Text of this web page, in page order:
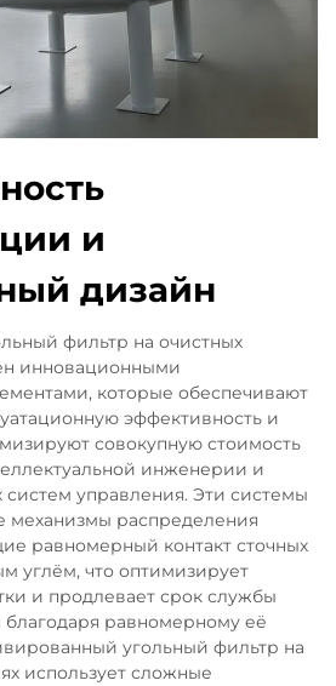
и
дизайн
фильтр на очистных
инновационными
которые обеспечивают
эффективность и
совокупную стоимость
инженерии и
систем управления. Эти системы
механизмы распределения
равномерный контакт сточных
углём, что оптимизирует
и продлевает срок службы
равномерному её
угольный фильтр на
использует сложные